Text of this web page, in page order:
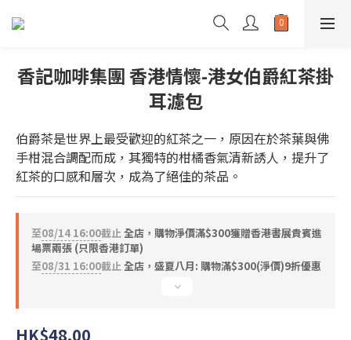
香記咖啡集團 香港情懷-港女伯爵紅茶掛
耳濾包
伯爵茶是世界上最受歡迎的紅茶之一，原因在於茶葉與佛
手柑混合調配而成，其獨特的柑橘香氣清新誘人，提升了
紅茶的口感和層次，成為了絕佳的茶品。
至08/14 16:00截止全店，購物淨價滿$300獲贈香港書展貴賓進
場票兩張 (只限香港訂單)
至08/31 16:00截止全店，盛夏八月: 購物滿$300(淨價)9折優惠
HK$48.00